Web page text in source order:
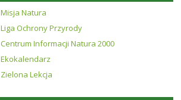
Misja Natura
Liga Ochrony Przyrody
Centrum Informacji Natura 2000
Ekokalendarz
Zielona Lekcja